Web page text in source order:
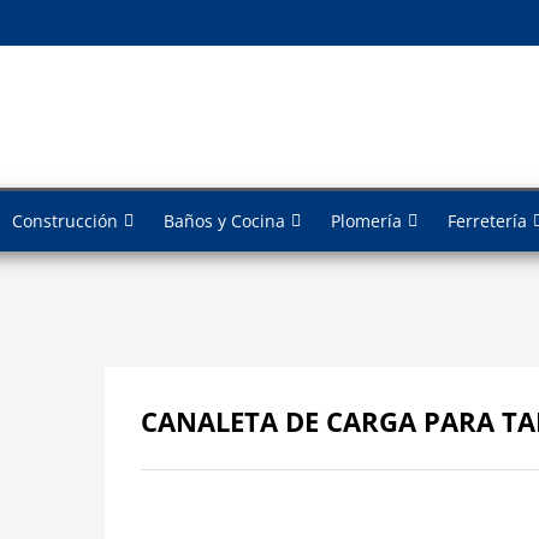
Construcción Baños y Cocina Plomería Ferretería
CANALETA DE CARGA PARA